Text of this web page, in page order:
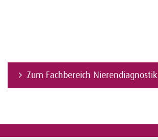
Zum Fachbereich Nierendiagnostik